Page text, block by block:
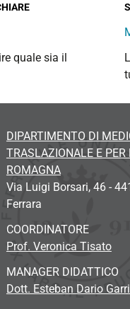
quale sia il
DIPARTIMENTO DI
TRASLAZIONALE E PER
ROMAGNA
Via Luigi Borsari, 46 -
Ferrara
COORDINATORE
Prof. Veronica Tisato
MANAGER DIDATTICO
Dott. Esteban Dario